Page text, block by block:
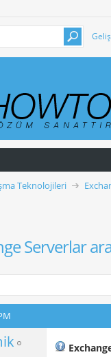
Teknolojileri
Serverlar